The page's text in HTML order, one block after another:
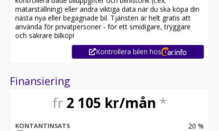
mätarställning) eller andra viktiga data när du ska köpa din
nästa nya eller begagnade bil. Tjänsten är helt gratis att
använda för privatpersoner - för ett smidigare, tryggare
och säkrare bilköp!
Kontrollera bilen hos
Finansiering
fr 2 105 kr/mån *
KONTANTINSATS 20 %